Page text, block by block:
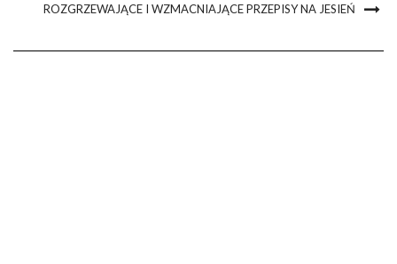
ROZGRZEWAJĄCE I WZMACNIAJĄCE PRZEPISY NA JESIEŃ